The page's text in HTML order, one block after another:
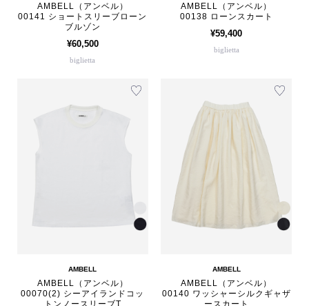
AMBELL（アンベル）
00141 ショートスリーブローン
ブルゾン
¥60,500
biglietta
AMBELL（アンベル）
00138 ローンスカート
¥59,400
biglietta
AMBELL
AMBELL（アンベル）
00070(2) シーアイランドコッ
トンノースリーブT
AMBELL
AMBELL（アンベル）
00140 ワッシャーシルクギャザ
ースカート